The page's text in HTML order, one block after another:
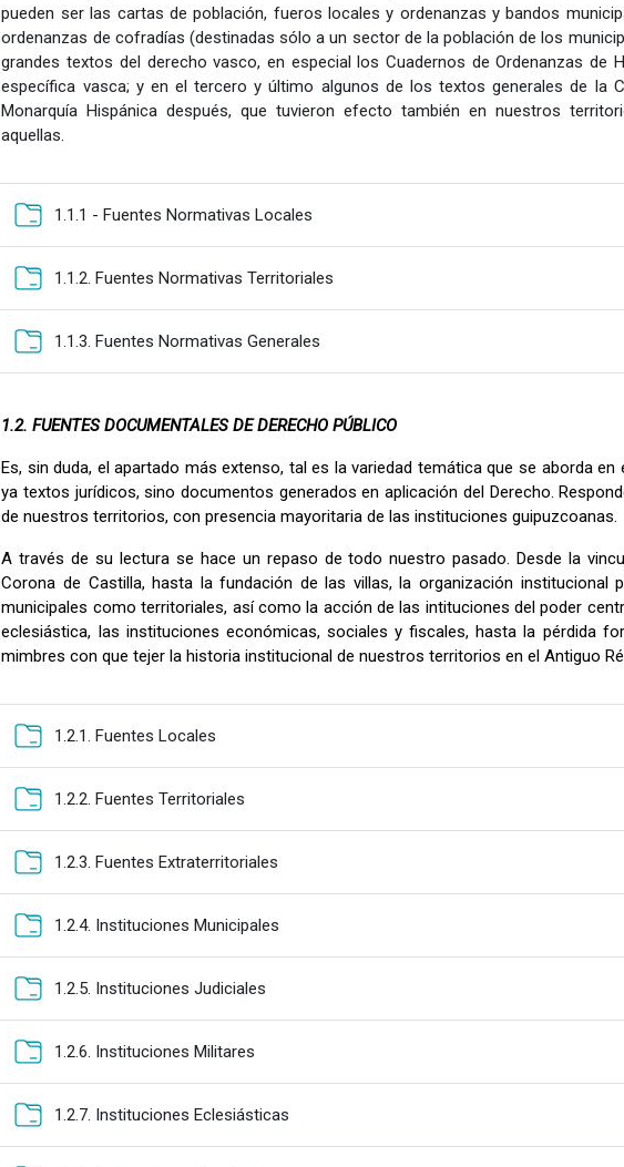
pueden ser las cartas de población, fueros locales y ordenanzas y bandos
ordenanzas de cofradías (destinadas sólo a un sector de la población de los
grandes textos del derecho vasco, en especial los Cuadernos de Ordenanzas de
específica vasca; y en el tercero y último algunos de los textos generales de la
Monarquía Hispánica después, que tuvieron efecto también en nuestros
aquellas.
1.1.1 - Fuentes Normativas Locales
1.1.2. Fuentes Normativas Territoriales
1.1.3. Fuentes Normativas Generales
1.2. FUENTES DOCUMENTALES DE DERECHO PÚBLICO
Es, sin duda, el apartado más extenso, tal es la variedad temática que se aborda
ya textos jurídicos, sino documentos generados en aplicación del Derecho.
de nuestros territorios, con presencia mayoritaria de las instituciones guipuzcoanas.
A través de su lectura se hace un repaso de todo nuestro pasado. Desde la
Corona de Castilla, hasta la fundación de las villas, la organización institucional
municipales como territoriales, así como la acción de las intituciones del poder
eclesiástica, las instituciones económicas, sociales y fiscales, hasta la pérdida
mimbres con que tejer la historia institucional de nuestros territorios en el Antiguo
1.2.1. Fuentes Locales
1.2.2. Fuentes Territoriales
1.2.3. Fuentes Extraterritoriales
1.2.4. Instituciones Municipales
1.2.5. Instituciones Judiciales
1.2.6. Instituciones Militares
1.2.7. Instituciones Eclesiásticas